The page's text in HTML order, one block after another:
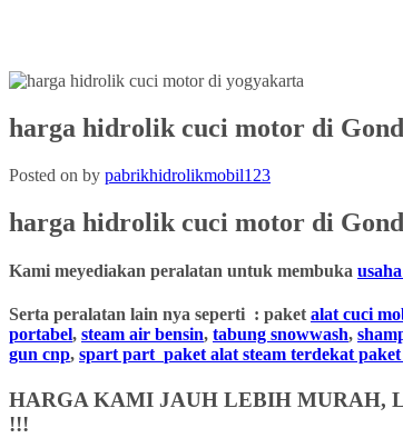
harga hidrolik cuci motor di
Posted on by pabrikhidrolikmobil123
harga hidrolik cuci motor di
Kami meyediakan peralatan untuk membuka
Serta peralatan lain nya seperti : paket alat cuci
portabel, steam air bensin, tabung snowwash,
gun cnp, spart part paket alat steam terdekat
HARGA KAMI JAUH LEBIH MURAH,
!!!